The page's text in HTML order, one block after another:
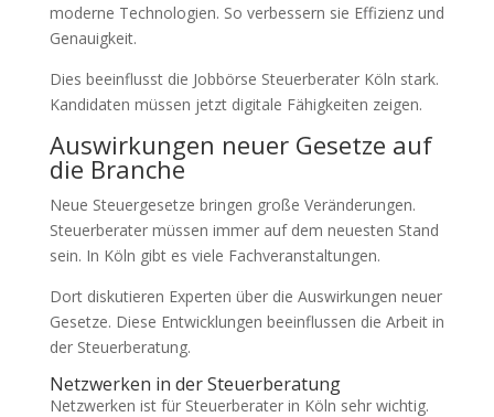
moderne Technologien. So verbessern sie Effizienz und
Genauigkeit.
Dies beeinflusst die Jobbörse Steuerberater Köln stark.
Kandidaten müssen jetzt digitale Fähigkeiten zeigen.
Auswirkungen neuer Gesetze auf
die Branche
Neue Steuergesetze bringen große Veränderungen.
Steuerberater müssen immer auf dem neuesten Stand
sein. In Köln gibt es viele Fachveranstaltungen.
Dort diskutieren Experten über die Auswirkungen neuer
Gesetze. Diese Entwicklungen beeinflussen die Arbeit in
der Steuerberatung.
Netzwerken in der Steuerberatung
Netzwerken ist für Steuerberater in Köln sehr wichtig.